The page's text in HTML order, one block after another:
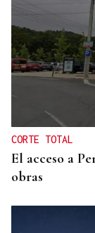
ESPACIO
España
españoles o
CORTE TOTAL
El acceso a
obras